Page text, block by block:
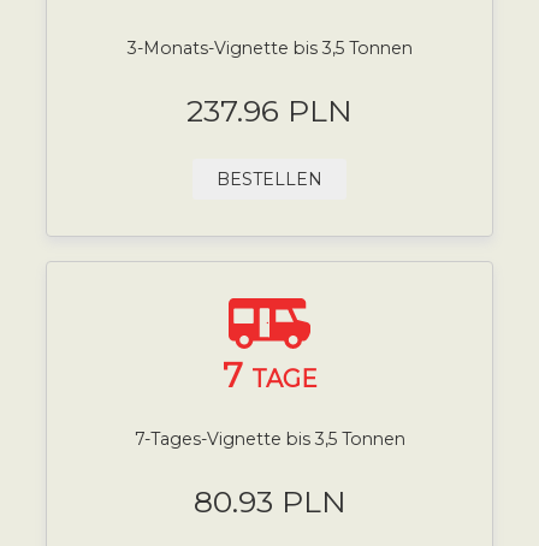
3-Monats-Vignette bis 3,5 Tonnen
237.96 PLN
BESTELLEN
7 TAGE
7-Tages-Vignette bis 3,5 Tonnen
80.93 PLN